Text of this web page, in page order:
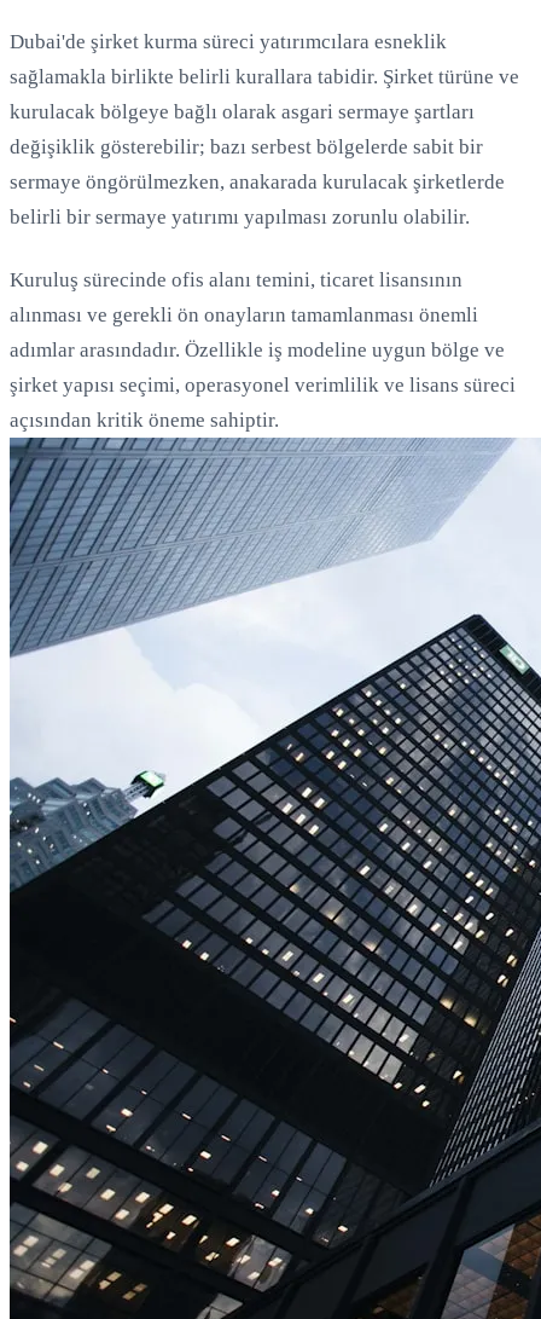
Dubai'de şirket kurma süreci yatırımcılara esneklik
sağlamakla birlikte belirli kurallara tabidir. Şirket türüne ve
kurulacak bölgeye bağlı olarak asgari sermaye şartları
değişiklik gösterebilir; bazı serbest bölgelerde sabit bir
sermaye öngörülmezken, anakarada kurulacak şirketlerde
belirli bir sermaye yatırımı yapılması zorunlu olabilir.
Kuruluş sürecinde ofis alanı temini, ticaret lisansının
alınması ve gerekli ön onayların tamamlanması önemli
adımlar arasındadır. Özellikle iş modeline uygun bölge ve
şirket yapısı seçimi, operasyonel verimlilik ve lisans süreci
açısından kritik öneme sahiptir.